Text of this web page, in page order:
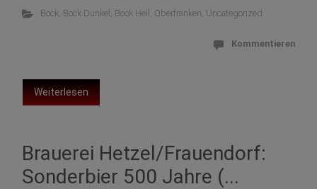
Bock, Bock Dunkel , Bock Hell , Oberfranken, Uncategorized
Kommentieren
Weiterlesen
Brauerei Hetzel/Frauendorf:
Sonderbier 500 Jahre (...